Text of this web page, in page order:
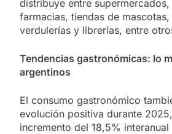
distribuye entre
farmacias, tiendas de
verdulerías y librerías, entre
Tendencias gastronómicas: lo
argentinos
El consumo gastronómico
evolución positiva durante
incremento del 18,5%